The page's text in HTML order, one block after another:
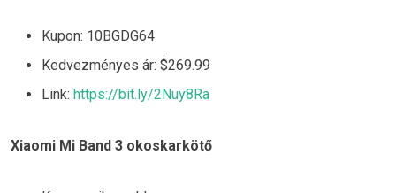
Kupon: 10BGDG64
Kedvezményes ár: $269.99
Link: https://bit.ly/2Nuy8Ra
Xiaomi Mi Band 3 okoskarkötő